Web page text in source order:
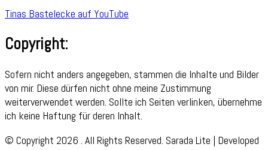
Tinas Bastelecke auf YouTube
Copyright:
Sofern nicht anders angegeben, stammen die Inhalte und Bilder
von mir. Diese dürfen nicht ohne meine Zustimmung
weiterverwendet werden. Sollte ich Seiten verlinken, übernehme
ich keine Haftung für deren Inhalt.
© Copyright 2026 . All Rights Reserved. Sarada Lite | Developed